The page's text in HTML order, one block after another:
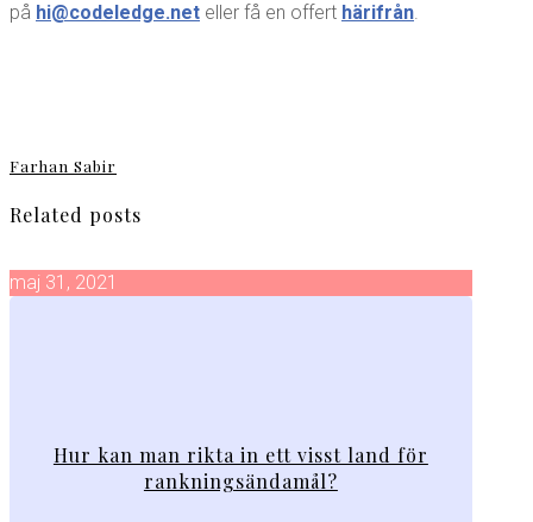
på hi@codeledge.net eller få en offert härifrån.
Farhan Sabir
Related posts
maj 31, 2021
Hur kan man rikta in ett visst land för
rankningsändamål?